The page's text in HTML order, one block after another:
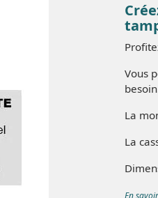
Vous
La
La
En